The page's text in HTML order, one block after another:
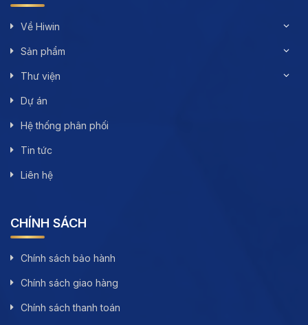
Về Hiwin
Sản phẩm
Thư viện
Dự án
Hệ thống phân phối
Tin tức
Liên hệ
CHÍNH SÁCH
Chính sách bảo hành
Chính sách giao hàng
Chính sách thanh toán